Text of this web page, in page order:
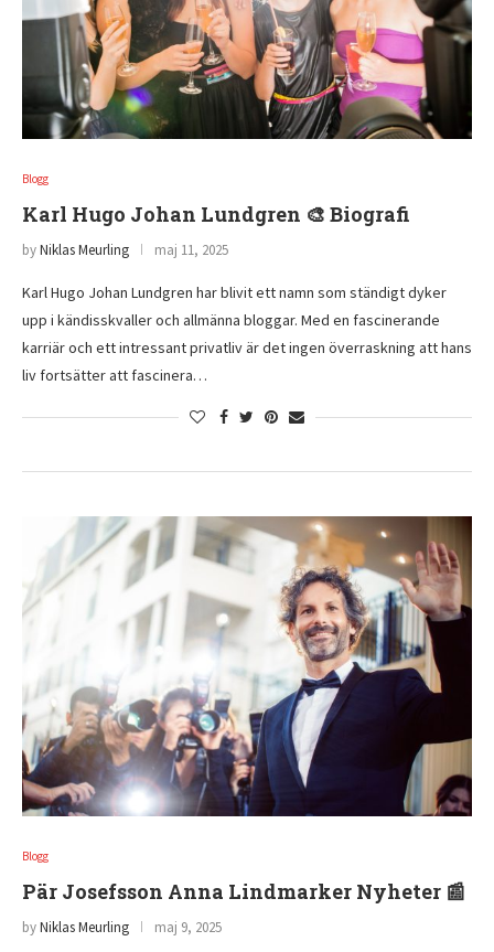
Blogg
Karl Hugo Johan Lundgren 🎨 Biografi
byNiklas Meurling maj 11, 2025
Karl Hugo Johan Lundgren har blivit ett namn som ständigt dyker
upp i kändisskvaller och allmänna bloggar. Med en fascinerande
karriär och ett intressant privatliv är det ingen överraskning att hans
liv fortsätter att fascinera…
Blogg
Pär Josefsson Anna Lindmarker Nyheter 📰
byNiklas Meurling maj 9, 2025